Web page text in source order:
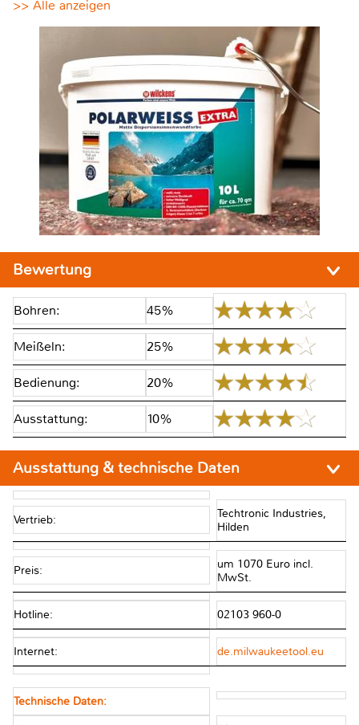
>> Alle anzeigen
Bewertung
Bohren: 45%
Meißeln: 25%
Bedienung: 20%
Ausstattung: 10%
Ausstattung & technische Daten
Vertrieb:
Techtronic Industries,
Hilden
Preis:
um 1070 Euro incl.
MwSt.
Hotline: 02103 960-0
Internet: de.milwaukeetool.eu
Technische Daten: